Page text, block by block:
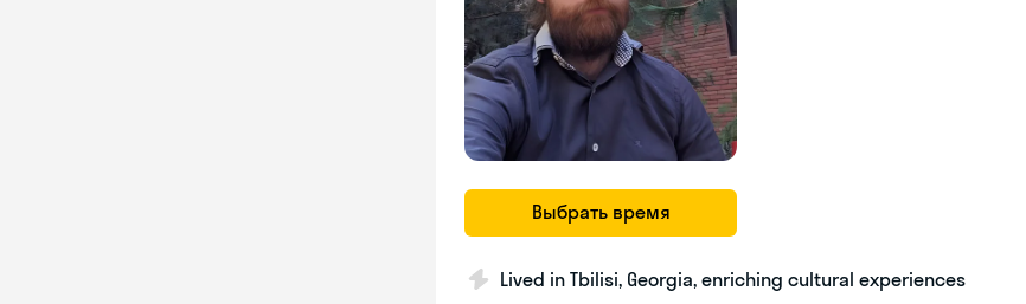
Выбрать время
Lived in Tbilisi, Georgia, enriching cultural experiences